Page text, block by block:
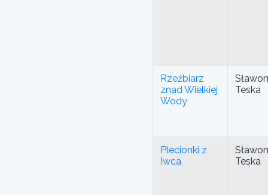
Rzeźbiarz
znad Wielkiej
Wody
Teska
Plecionki z
Iwca
Teska